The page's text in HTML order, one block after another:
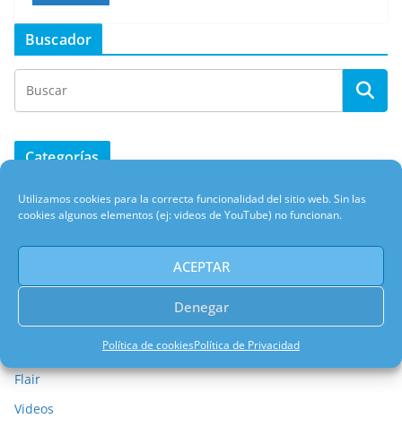
Utilizamos cookies para la correcta funcionalidad del sitio web. Sin las
cookies algunos elementos (ej: videos de YouTube) no funcionan.
ACEPTAR
Denegar
Política de cookiesPolítica de Privacidad
Buscador
Categorías
Información
Enlaces externos
Eventos
Flair
Videos